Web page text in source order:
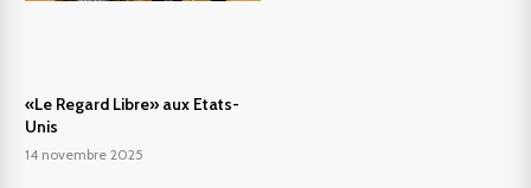
«Le Regard Libre» aux Etats-
Unis
14 novembre 2025